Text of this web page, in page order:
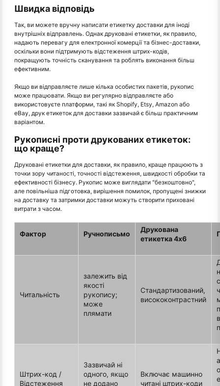
Швидка відповідь
Так, ви можете вручну написати етикетку доставки для іноді
внутрішніх відправлень. Однак друковані етикетки, як правило,
надають перевагу для електронної комерції та бізнес-доставки,
оскільки вони підтримують відстеження штрих-кодів,
покращують точність сканування та роблять виконання більш
ефективним.
Якщо ви відправляєте лише кілька особистих пакетів, рукопис
може працювати. Якщо ви регулярно відправляєте або
використовуєте платформи, такі як Shopify, Etsy, Amazon або
eBay, друк етикеток для доставки зазвичай є більш практичним
варіантом.
Рукописні проти друкованих етикеток:
що краще?
Друковані етикетки для доставки, як правило, краще працюють з
точки зору читаності, точності відстеження, швидкості обробки та
ефективності бізнесу. Рукопис може виглядати "безкоштовно",
але повільніша підготовка, вирішення помилок, пропущені знижки
на доставку та затримки доставки можуть створити приховані
витрати з часом.
Фактор Ручнописьмо
Друкована
етикетка 4x6
Читальність
залежить від
якості
рукопису;
може
плямати
Стандартизований,
висококонтрастний
Штрих-код /
Відстеження
Зазвичай ні
одного, якщо
не додано
Включає машинно
читані штрих-коди